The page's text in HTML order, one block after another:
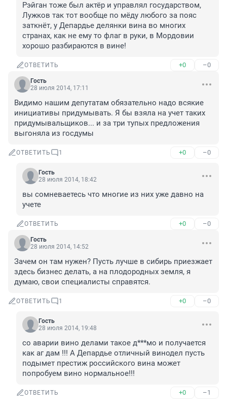
Рэйган тоже был актёр и управлял государством,
Лужков так тот вообще по мёду любого за пояс
заткнёт, у Депардье делянки вина во многих
странах, как не ему то флаг в руки, в Мордовии
хорошо разбираются в вине!
ОТВЕТИТЬ +0 –0
Гость
28 июля 2014, 17:11
Видимо нашим депутатам обязательно надо всякие
инициативы придумывать. Я бы взяла на учет таких
придумывальщиков... и за три тупых предложения
выгоняла из госдумы
ОТВЕТИТЬ 1 +0 –0
Гость
28 июля 2014, 18:42
вы сомневаетесь что многие из них уже давно на
учете
ОТВЕТИТЬ +0 –0
Гость
28 июля 2014, 14:52
Зачем он там нужен? Пусть лучше в сибирь приезжает
здесь бизнес делать, а на плодородных земля, я
думаю, свои специалисты справятся.
ОТВЕТИТЬ 1 +0 –0
Гость
28 июля 2014, 19:48
со аварии вино делами такое д***мо и получается
как аг дам !!! А Депардье отличный винодел пусть
подымет престиж российского вина может
попробуем вино нормальное!!!
ОТВЕТИТЬ +0 –1